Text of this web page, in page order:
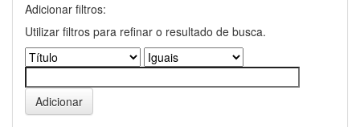
Adicionar filtros:
Utilizar filtros para refinar o resultado de busca.